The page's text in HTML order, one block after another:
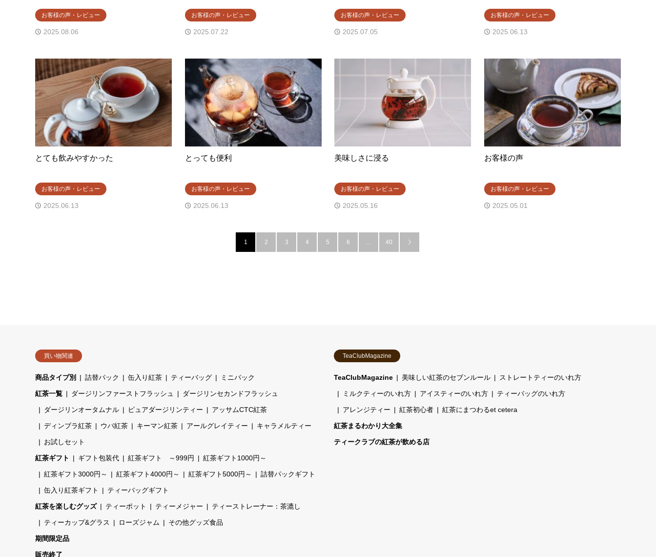
お客様の声・レビュー
2025.08.06
お客様の声・レビュー
2025.07.22
お客様の声・レビュー
2025.07.05
お客様の声・レビュー
2025.06.13
とても飲みやすかった
お客様の声・レビュー
2025.06.13
とっても便利
お客様の声・レビュー
2025.06.13
美味しさに浸る
お客様の声・レビュー
2025.05.16
お客様の声
お客様の声・レビュー
2025.05.01
1 2 3 4 5 6 … 40 
買い物関連
商品タイプ別 詰替パック 缶入り紅茶 ティーバッグ ミニパック
紅茶一覧 ダージリンファーストフラッシュ ダージリンセカンドフラッシュ
ダージリンオータムナル ピュアダージリンティー アッサムCTC紅茶
ディンブラ紅茶 ウバ紅茶 キーマン紅茶 アールグレイティー キャラメルティー
お試しセット
紅茶ギフト ギフト包装代 紅茶ギフト ～999円 紅茶ギフト1000円～
紅茶ギフト3000円～ 紅茶ギフト4000円～ 紅茶ギフト5000円～ 詰替パックギフト
缶入り紅茶ギフト ティーバッグギフト
紅茶を楽しむグッズ ティーポット ティーメジャー ティーストレーナー：茶漉し
ティーカップ&グラス ローズジャム その他グッズ食品
期間限定品
販売終了
TeaClubMagazine
TeaClubMagazine 美味しい紅茶のセブンルール ストレートティーのいれ方
ミルクティーのいれ方 アイスティーのいれ方 ティーバッグのいれ方
アレンジティー 紅茶初心者 紅茶にまつわるet cetera
紅茶まるわかり大全集
ティークラブの紅茶が飲める店